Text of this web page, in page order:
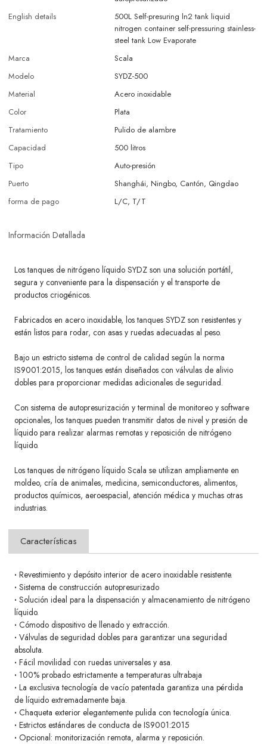
English details
500L Self-presuring ln2 tank liquid
nitrogen container self-pressuring stainless-
steel tank Low Evaporate
Marca
Scala
Modelo
SYDZ-500
Material
Acero inoxidable
Color
Plata
Tratamiento
Pulido de alambre
Capacidad
500 litros
Tipo
Auto-presión
Puerto
Shanghái, Ningbo, Cantón, Qingdao
forma de pago
L/C, T/T
Información Detallada
Los tanques de nitrógeno líquido SYDZ son una solución portátil,
segura y conveniente para la dispensación y el transporte de
productos criogénicos.
Fabricados en acero inoxidable, los tanques SYDZ son resistentes y
están listos para rodar, con asas y ruedas adecuadas al peso.
Bajo un estricto sistema de control de calidad según la norma
IS9001:2015, los tanques están diseñados con válvulas de alivio
dobles para proporcionar medidas adicionales de seguridad.
Con sistema de autopresurización y terminal de monitoreo y software
opcionales, los tanques pueden transmitir datos de nivel y presión de
líquido para realizar alarmas remotas y reposición de nitrógeno
líquido.
Los tanques de nitrógeno líquido Scala se utilizan ampliamente en
moldeo, cría de animales, medicina, semiconductores, alimentos,
productos químicos, aeroespacial, atención médica y muchas otras
industrias.
Características
· Revestimiento y depósito interior de acero inoxidable resistente.
· Sistema de construcción autopresurizado
· Solución ideal para la dispensación y almacenamiento de nitrógeno
líquido.
· Cómodo dispositivo de llenado y extracción.
· Válvulas de seguridad dobles para garantizar una seguridad
absoluta.
· Fácil movilidad con ruedas universales y asa.
· 100% probado estrictamente a temperaturas ultrabaja
· La exclusiva tecnología de vacío patentada garantiza una pérdida
de líquido extremadamente baja.
· Chaqueta exterior elegantemente pulida con tecnología única.
· Estrictos estándares de conducta de IS9001:2015
· Opcional: monitorización remota, alarma y reposición.